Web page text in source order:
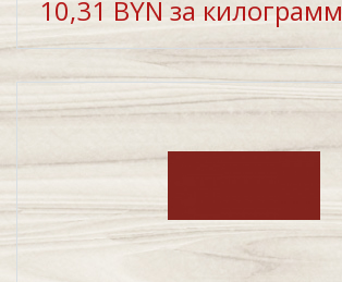
10,31 BYN за килограмм